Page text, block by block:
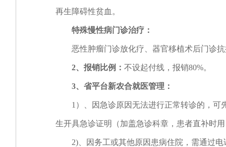
再生障碍性贫血。
特殊慢性病门诊治疗：
恶性肿瘤门诊放化疗、器官移植术后门诊抗
2、 报销比例： 不设起付线，报销80%。
3、省平台新农合就医管理：
1）、因急诊原因无法进行正常转诊的，可
生开具急诊证明（加盖急诊科章，患者直补时
2)、因务工或其他原因患病住院，需通过电